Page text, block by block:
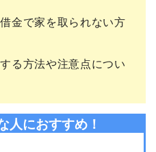
金で家を取られない方
る方法や注意点につい
人におすすめ！